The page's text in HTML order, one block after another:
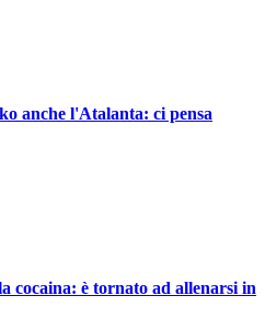
anche l'Atalanta: ci pensa
cocaina: è tornato ad allenarsi in